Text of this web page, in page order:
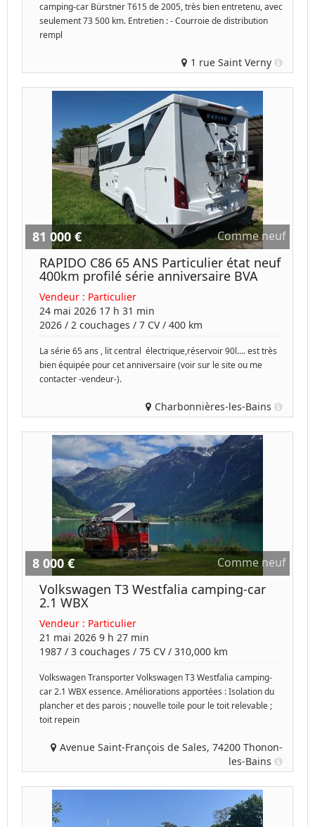
camping-car Bürstner T615 de 2005, très bien entretenu, avec
seulement 73 500 km. Entretien : - Courroie de distribution
rempl
1 rue Saint Verny
81 000 € Comme neuf
RAPIDO C86 65 ANS Particulier état neuf
400km profilé série anniversaire BVA
Vendeur : Particulier
24 mai 2026 17 h 31 min
2026 / 2 couchages / 7 CV / 400 km
La série 65 ans , lit central électrique,réservoir 90l.... est très
bien équipée pour cet anniversaire (voir sur le site ou me
contacter -vendeur-).
Charbonnières-les-Bains
8 000 € Comme neuf
Volkswagen T3 Westfalia camping-car
2.1 WBX
Vendeur : Particulier
21 mai 2026 9 h 27 min
1987 / 3 couchages / 75 CV / 310,000 km
Volkswagen Transporter Volkswagen T3 Westfalia camping-
car 2.1 WBX essence. Améliorations apportées : Isolation du
plancher et des parois ; nouvelle toile pour le toit relevable ;
toit repein
Avenue Saint-François de Sales, 74200 Thonon-
les-Bains